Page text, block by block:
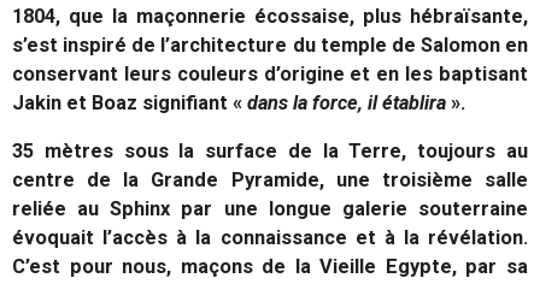
1804, que la maçonnerie écossaise, plus hébraïsante,
s’est inspiré de l’architecture du temple de Salomon en
conservant leurs couleurs d’origine et en les baptisant
Jakin et Boaz signifiant « dans la force, il établira ».
35 mètres sous la surface de la Terre, toujours au
centre de la Grande Pyramide, une troisième salle
reliée au Sphinx par une longue galerie souterraine
évoquait l’accès à la connaissance et à la révélation.
C’est pour nous, maçons de la Vieille Egypte, par sa